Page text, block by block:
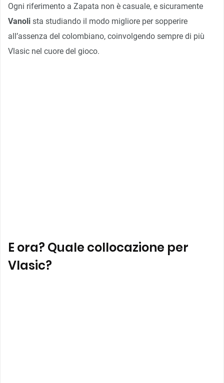
Ogni riferimento a Zapata non è casuale, e sicuramente
Vanoli sta studiando il modo migliore per sopperire
all’assenza del colombiano, coinvolgendo sempre di più
Vlasic nel cuore del gioco.
E ora? Quale collocazione per
Vlasic?